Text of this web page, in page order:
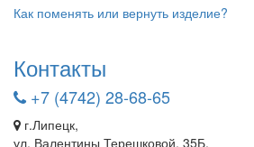
Как поменять или вернуть изделие?
Контакты
+7 (4742) 28-68-65
г.Липецк,
ул. Валентины Терешковой, 35Б,